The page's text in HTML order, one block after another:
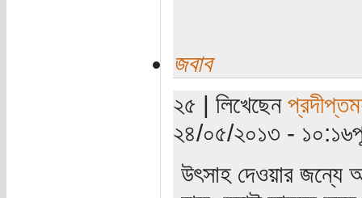
জবাব
২৫ | লিখেছেন
২৪/০৫/২০১৩ -
উৎসাহ দেওয়ার জন্যে